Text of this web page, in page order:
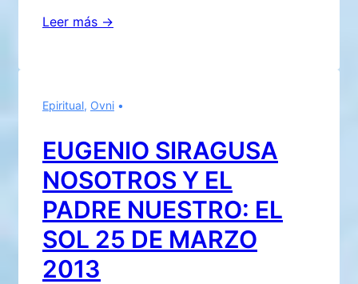
SANTA
Leer más →
Epiritual, Ovni
EUGENIO SIRAGUSA
NOSOTROS Y EL
PADRE NUESTRO: EL
SOL 25 DE MARZO
2013